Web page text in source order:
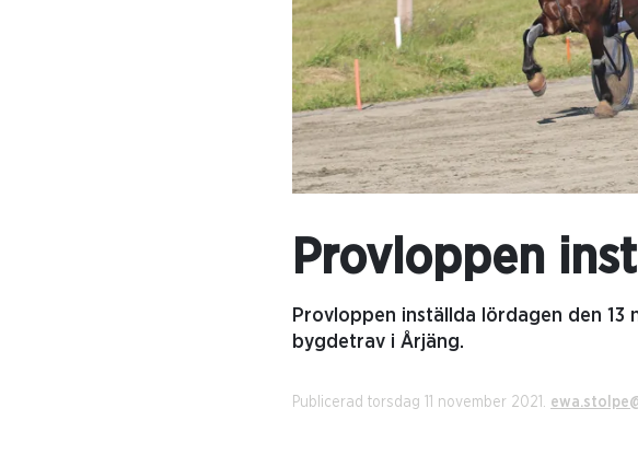
Provloppen
Provloppen inställda lördagen den 13
bygdetrav i Årjäng.
Publicerad torsdag 11 november 2021.